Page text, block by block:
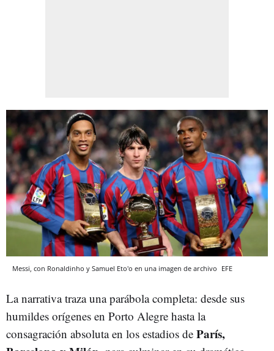
Messi, con Ronaldinho y Samuel Eto'o en una imagen de archivo EFE
La narrativa traza una parábola completa: desde sus
humildes orígenes en Porto Alegre hasta la
consagración absoluta en los estadios de París,